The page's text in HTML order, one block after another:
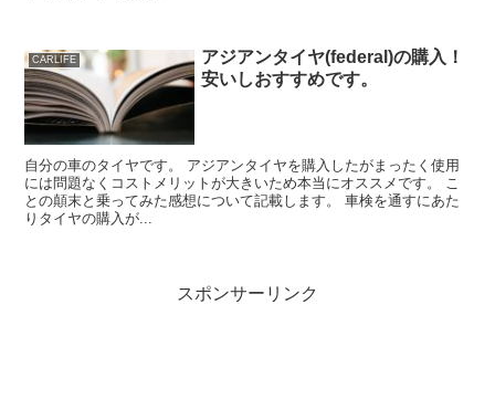
CARLIFE
アジアンタイヤ(federal)の購入！
安いしおすすめです。
自分の車のタイヤです。 アジアンタイヤを購入したがまったく使用
には問題なくコストメリットが大きいため本当にオススメです。 こ
との顛末と乗ってみた感想について記載します。 車検を通すにあた
りタイヤの購入が...
スポンサーリンク